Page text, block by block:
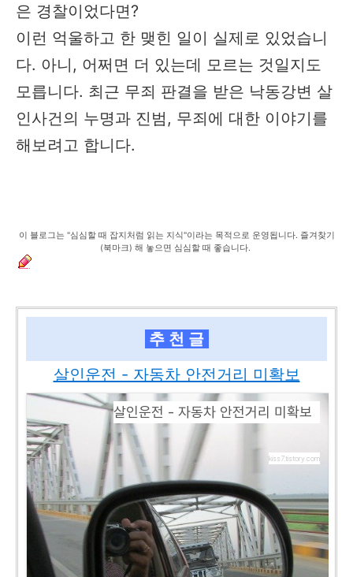
은 경찰이었다면?
이런 억울하고 한 맺힌 일이 실제로 있었습니
다. 아니, 어쩌면 더 있는데 모르는 것일지도
모릅니다. 최근 무죄 판결을 받은 낙동강변 살
인사건의 누명과 진범, 무죄에 대한 이야기를
해보려고 합니다.
이 블로그는 "심심할 때 잡지처럼 읽는 지식"이라는 목적으로 운영됩니다. 즐겨찾기
(북마크) 해 놓으면 심심할 때 좋습니다.
추 천 글
살인운전 - 자동차 안전거리 미확보
살인운전 - 자동차 안전거리 미확보
kiss7.tistory.com